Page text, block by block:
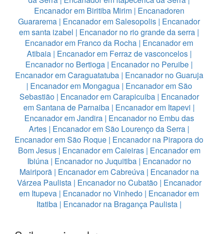
Encanador em Biritiba Mirim| Encanadoren
Guararema | Encanador em Salesopolis | Encanador
em santa izabel | Encanador no rio grande da serra |
Encanador em Franco da Rocha | Encanador em
Atibaia| Encanador em Ferraz de vasconcelos|
Encanador no Bertioga | Encanador no Peruibe |
Encanador em Caraguatatuba| Encanador no Guaruja
| Encanador em Mongagua| Encanador em São
Sebastião| Encanador em Carapicuiba| Encanador
em Santana de Parnaiba | Encanador em Itapevi |
Encanador em Jandira| Encanador no Embu das
Artes | Encanador em São Lourenço da Serra |
Encanador em São Roque | Encanador na Pirapora do
Bom Jesus| Encanador em Caieiras| Encanador em
Ibiúna| Encanador no Juquitiba| Encanador no
Mairiporã| Encanador em Cabreúva| Encanador na
Várzea Paulista| Encanador no Cubatão| Encanador
em Itupeva | Encanador no Vinhedo | Encanador em
Itatiba | Encanador na Bragança Paulista |